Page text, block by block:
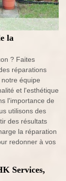
la
? Faites
réparations
équipe
et l'esthétique
l'importance de
utilisons des
des résultats
la réparation
redonner à vos
Services,